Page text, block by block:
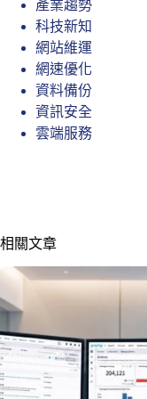
產業趨勢
科技新知
網站維運
網速優化
資料備份
資訊安全
雲端服務
相關文章